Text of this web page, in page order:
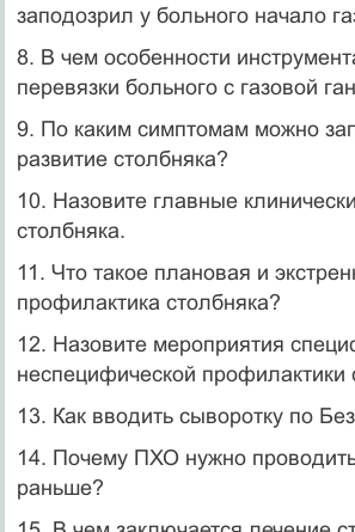
заподозрил у больного начало
8. В чем особенности
перевязки больного с газовой
9. По каким симптомам можно
развитие столб­няка?
10. Назовите главные
столбняка.
11. Что такое плановая и
профилактика столб­няка?
12. Назовите мероприятия
неспецифической профилактики
13. Как вводить сыворотку по
14. Почему ПХО нужно
раньше?